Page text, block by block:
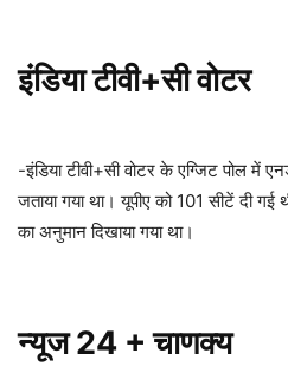
इंडिया टीवी+सी वोटर
-इंडिया टीवी+सी वोटर के एग्जिट पोल में
जताया गया था। यूपीए को 101 सीटें दी
का अनुमान दिखाया गया था।
न्यूज 24 + चाणक्य